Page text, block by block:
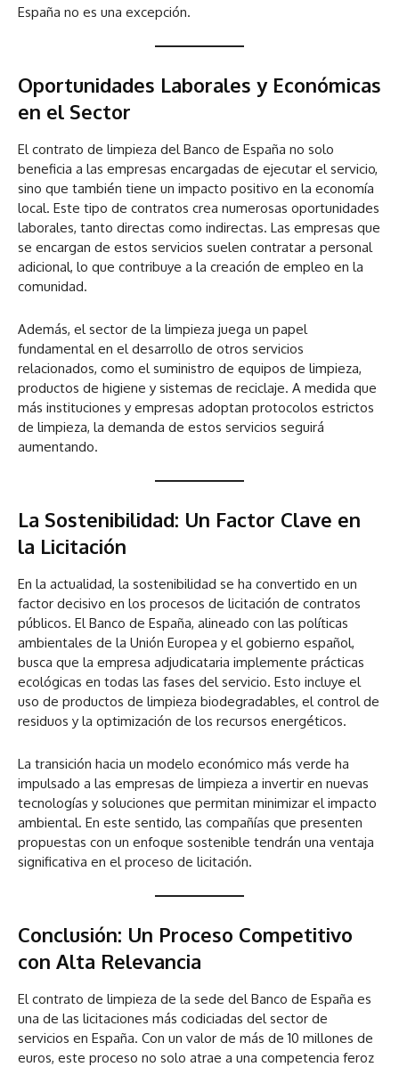
España no es una excepción.
Oportunidades Laborales y Económicas
en el Sector
El contrato de limpieza del Banco de España no solo
beneficia a las empresas encargadas de ejecutar el servicio,
sino que también tiene un impacto positivo en la economía
local. Este tipo de contratos crea numerosas oportunidades
laborales, tanto directas como indirectas. Las empresas que
se encargan de estos servicios suelen contratar a personal
adicional, lo que contribuye a la creación de empleo en la
comunidad.
Además, el sector de la limpieza juega un papel
fundamental en el desarrollo de otros servicios
relacionados, como el suministro de equipos de limpieza,
productos de higiene y sistemas de reciclaje. A medida que
más instituciones y empresas adoptan protocolos estrictos
de limpieza, la demanda de estos servicios seguirá
aumentando.
La Sostenibilidad: Un Factor Clave en
la Licitación
En la actualidad, la sostenibilidad se ha convertido en un
factor decisivo en los procesos de licitación de contratos
públicos. El Banco de España, alineado con las políticas
ambientales de la Unión Europea y el gobierno español,
busca que la empresa adjudicataria implemente prácticas
ecológicas en todas las fases del servicio. Esto incluye el
uso de productos de limpieza biodegradables, el control de
residuos y la optimización de los recursos energéticos.
La transición hacia un modelo económico más verde ha
impulsado a las empresas de limpieza a invertir en nuevas
tecnologías y soluciones que permitan minimizar el impacto
ambiental. En este sentido, las compañías que presenten
propuestas con un enfoque sostenible tendrán una ventaja
significativa en el proceso de licitación.
Conclusión: Un Proceso Competitivo
con Alta Relevancia
El contrato de limpieza de la sede del Banco de España es
una de las licitaciones más codiciadas del sector de
servicios en España. Con un valor de más de 10 millones de
euros, este proceso no solo atrae a una competencia feroz